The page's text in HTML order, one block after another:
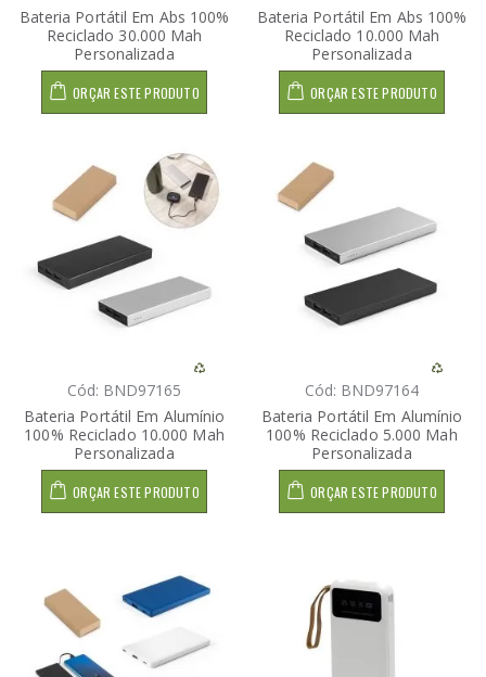
Bateria Portátil Em Abs 100%
Reciclado 30.000 Mah
Personalizada
ORÇAR ESTE PRODUTO
Bateria Portátil Em Abs 100%
Reciclado 10.000 Mah
Personalizada
ORÇAR ESTE PRODUTO
Cód: BND97165
Bateria Portátil Em Alumínio
100% Reciclado 10.000 Mah
Personalizada
ORÇAR ESTE PRODUTO
Cód: BND97164
Bateria Portátil Em Alumínio
100% Reciclado 5.000 Mah
Personalizada
ORÇAR ESTE PRODUTO